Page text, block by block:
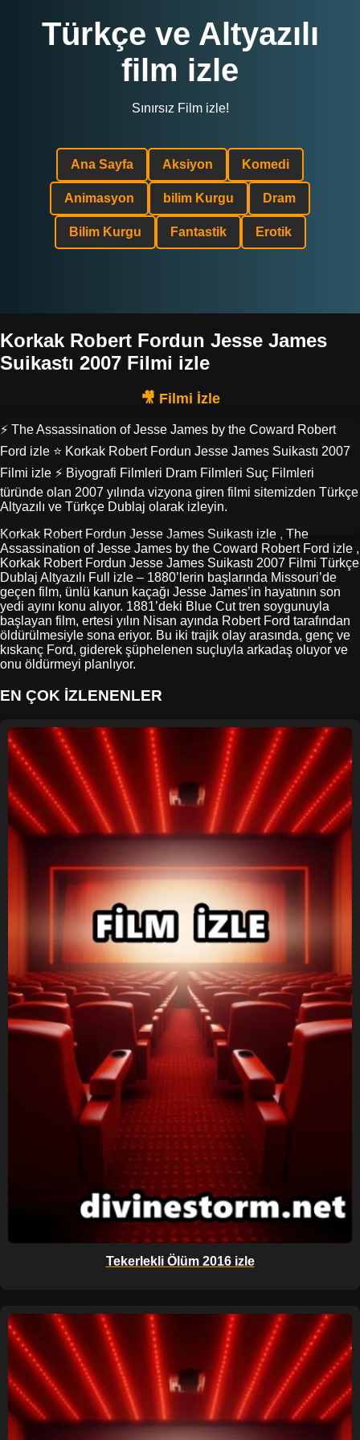
Türkçe ve Altyazılı
film izle
Sınırsız Film izle!
Ana Sayfa Aksiyon Komedi
Animasyon bilim Kurgu Dram
Bilim Kurgu Fantastik Erotik
Korkak Robert Fordun Jesse James
Suikastı 2007 Filmi izle
⚡ The Assassination of Jesse James by the Coward Robert
Ford izle ⭐ Korkak Robert Fordun Jesse James Suikastı 2007
Filmi izle ⚡ Biyografi Filmleri Dram Filmleri Suç Filmleri
türünde olan 2007 yılında vizyona giren filmi sitemizden Türkçe
Altyazılı ve Türkçe Dublaj olarak izleyin.
Korkak Robert Fordun Jesse James Suikastı izle , The
Assassination of Jesse James by the Coward Robert Ford izle ,
Korkak Robert Fordun Jesse James Suikastı 2007 Filmi Türkçe
Dublaj Altyazılı Full izle – 1880’lerin başlarında Missouri’de
geçen film, ünlü kanun kaçağı Jesse James’in hayatının son
yedi ayını konu alıyor. 1881’deki Blue Cut tren soygunuyla
başlayan film, ertesi yılın Nisan ayında Robert Ford tarafından
öldürülmesiyle sona eriyor. Bu iki trajik olay arasında, genç ve
kıskanç Ford, giderek şüphelenen suçluyla arkadaş oluyor ve
onu öldürmeyi planlıyor.
EN ÇOK İZLENENLER
Tekerlekli Ölüm 2016 izle